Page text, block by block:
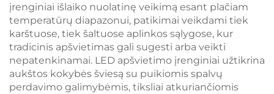
įrenginiai išlaiko nuolatinę veikimą esant plačiam
temperatūrų diapazonui, patikimai veikdami tiek
karštuose, tiek šaltuose aplinkos sąlygose, kur
tradicinis apšvietimas gali sugesti arba veikti
nepatenkinamai. LED apšvietimo įrenginiai užtikrina
aukštos kokybės šviesą su puikiomis spalvų
perdavimo galimybėmis, tiksliai atkuriančiomis